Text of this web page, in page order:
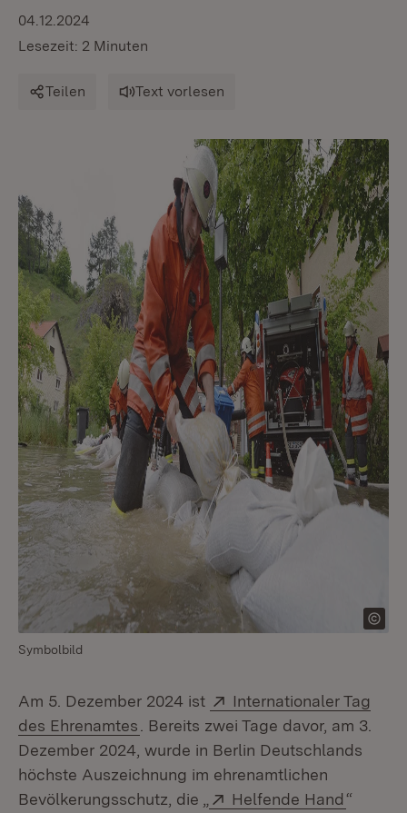
04.12.2024
Lesezeit: 2 Minuten
Teilen Text vorlesen
Symbolbild
Am 5. Dezember 2024 ist Extern:
Internationaler Tag
des Ehrenamtes (Öffnet in neuem Fenster)
. Bereits zwei Tage davor, am 3.
Dezember 2024, wurde in Berlin Deutschlands
höchste Auszeichnung im ehrenamtlichen
Bevölkerungsschutz, die „
Extern:
Helfende Hand(Öffnet
“